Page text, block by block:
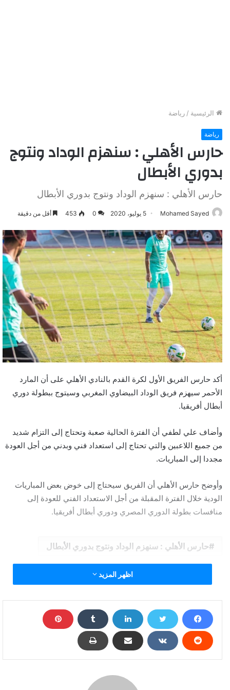
الرئيسية / رياضة
رياضة
حارس الأهلي : سنهزم الوداد ونتوج
بدوري الأبطال
حارس الأهلي : سنهزم الوداد ونتوج بدوري الأبطال
Mohamed Sayed 5 يوليو، 2020 0
453 أقل من دقيقة
أكد حارس الفريق الأول لكرة القدم بالنادي الأهلي على أن المارد
الأحمر سيهزم فريق الوداد البيضاوي المغربي وسيتوج ببطولة دوري
أبطال أفريقيا.
وأضاف علي لطفي أن الفترة الحالية صعبة وتحتاج إلى التزام شديد
من جميع اللاعبين والتي تحتاج إلى استعداد فني وبدني من أجل العودة
مجددا إلى المباريات.
وأوضح حارس الأهلي أن الفريق سيحتاج إلى خوض بعض المباريات
الودية خلال الفترة المقبلة من أجل الاستعداد الفني للعودة إلى
منافسات بطولة الدوري المصري ودوري أبطال أفريقيا.
حارس الأهلي : سنهزم الوداد ونتوج بدوري الأبطال
اظهر المزيد